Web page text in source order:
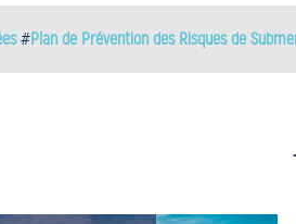
#Plan de Prévention des Risques de